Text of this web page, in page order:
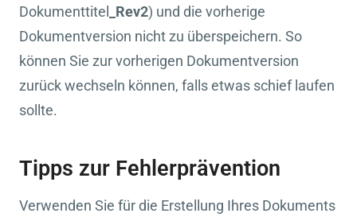
Dokumenttitel
_Rev2) und die vorherige
Dokumentversion nicht zu überspeichern. So
können Sie zur vorherigen Dokumentversion
zurück wechseln können, falls etwas schief laufen
sollte.
Tipps zur Fehlerprävention
Verwenden Sie für die Erstellung Ihres Dokuments